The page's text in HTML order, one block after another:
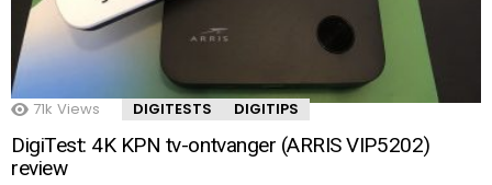
71k Views DIGITESTS DIGITIPS
DigiTest: 4K KPN tv-ontvanger (ARRIS VIP5202)
review